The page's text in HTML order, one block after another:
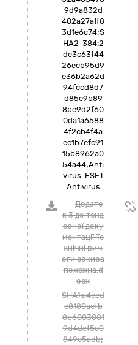
9d9a832d
402a27aff8
3d1e6c74;S
HA2-384:2
de3c63f44
26ecb95d9
e36b2a62d
94fccd8d7
d85e9b89
8be9d2f60
0da1a6588
4f2cb4f4a
ec1b7efc91
15b8962a0
54a44;Anti
virus: ESET
Antivirus
Додато
к 3 до тенд
ерної доку
ментації Те
хнічні вим
оги сокира
пожежна.d
ocx
SHA1:a4eed
e8180acfb
8b6003081
9d4def5c0
849c5adb;